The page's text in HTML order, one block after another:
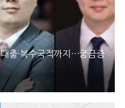
대출·복수국적까지…궁금증